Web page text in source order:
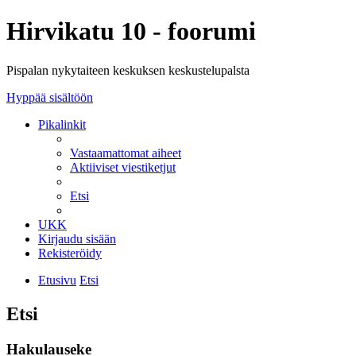
Hirvikatu 10 - foorumi
Pispalan nykytaiteen keskuksen keskustelupalsta
Hyppää sisältöön
Pikalinkit
Vastaamattomat aiheet
Aktiiviset viestiketjut
Etsi
UKK
Kirjaudu sisään
Rekisteröidy
Etusivu Etsi
Etsi
Hakulauseke